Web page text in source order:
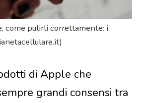
come pulirli correttamente: i
di Apple che
grandi consensi tra